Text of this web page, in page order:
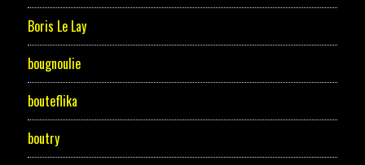
Boris Le Lay
bougnoulie
bouteflika
boutry